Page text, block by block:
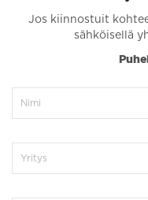
Jos kiinnostuit
sähköisellä